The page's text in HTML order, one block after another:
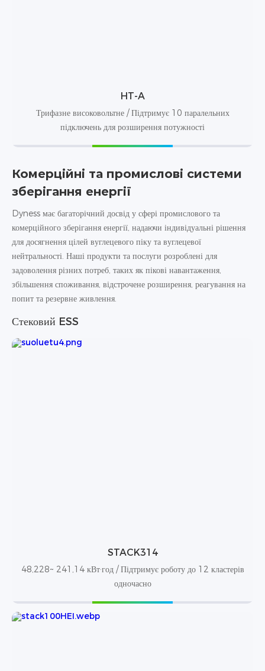
HT-A
Трифазне високовольтне / Підтримує 10 паралельних
підключень для розширення потужності
Комерційні та промислові системи
зберігання енергії
Dyness має багаторічний досвід у сфері промислового та
комерційного зберігання енергії, надаючи індивідуальні рішення
для досягнення цілей вуглецевого піку та вуглецевої
нейтральності. Наші продукти та послуги розроблені для
задоволення різних потреб, таких як пікові навантаження,
збільшення споживання, відстрочене розширення, реагування на
попит та резервне живлення.
Стековий ESS
STACK314
48,228~ 241,14 кВт·год / Підтримує роботу до 12 кластерів
одночасно